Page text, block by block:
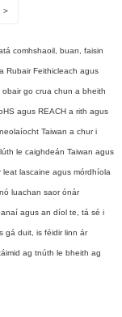
>
comhshaoil, buan, faisin
Rubair Feithicleach agus
go crua chun a bheith
agus REACH a rith agus
Taiwan a chur i
le caighdeán Taiwan agus
lascaine agus mórdhíola
luachan saor ónár
agus an díol te, tá sé i
gá duit, is féidir linn ár
ag tnúth le bheith ag